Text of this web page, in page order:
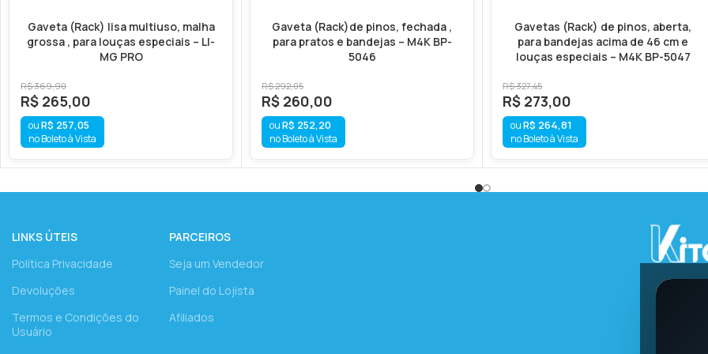
Gaveta (Rack) lisa multiuso, malha
grossa , para louças especiais – LI-
MG PRO
R$369,90
R$ 265,00
R$ 257,05
no Boleto à Vista
Gaveta (Rack)de pinos, fechada ,
para pratos e bandejas – M4K BP-
5046
R$292,05
R$ 260,00
R$ 252,20
no Boleto à Vista
Gavetas (Rack) de pinos, aberta,
para bandejas acima de 46 cm e
louças especiais – M4K BP-5047
R$327,45
R$ 273,00
R$ 264,81
no Boleto à Vista
LINKS ÚTEIS
Política Privacidade
Devoluções
Termos e Condições do
Usuário
PARCEIROS
Seja um Vendedor
Painel do Lojista
Afiliados